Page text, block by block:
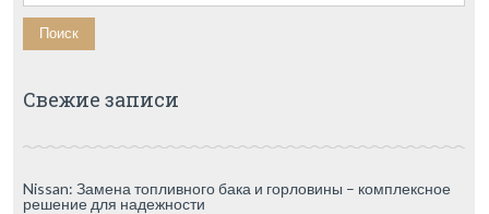
Свежие записи
Nissan: Замена топливного бака и горловины – комплексное
решение для надежности